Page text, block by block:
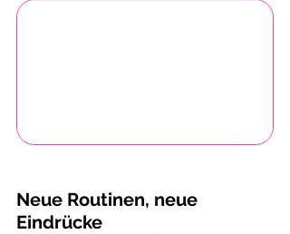
Neue Routinen, neue
Eindrücke